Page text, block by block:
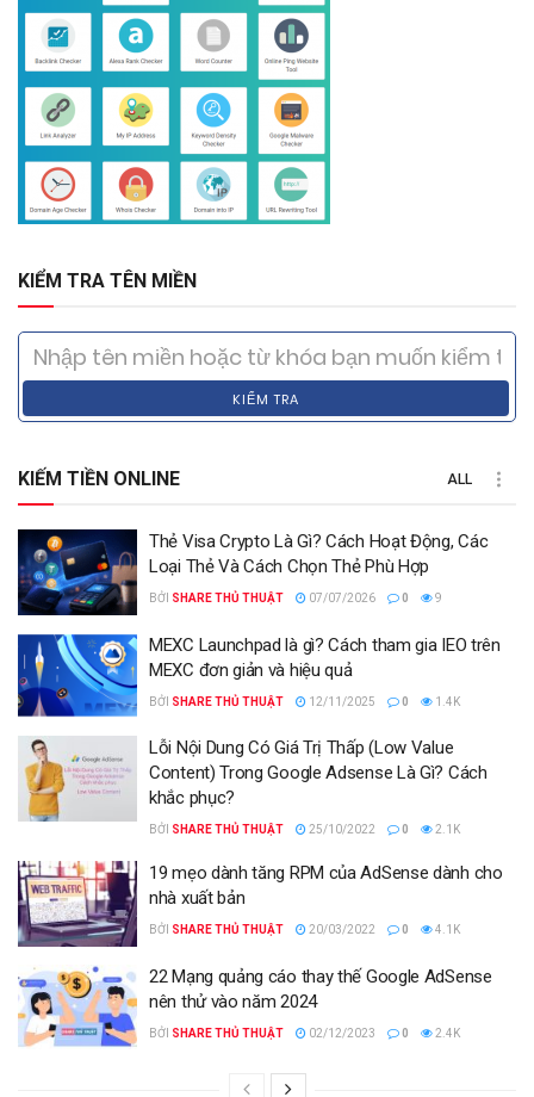
KIỂM TRA TÊN MIỀN
KIỂM TRA
KIẾM TIỀN ONLINE ALL
Thẻ Visa Crypto Là Gì? Cách Hoạt Động, Các
Loại Thẻ Và Cách Chọn Thẻ Phù Hợp
BỞI SHARE THỦ THUẬT 07/07/2026 0 9
MEXC Launchpad là gì? Cách tham gia IEO trên
MEXC đơn giản và hiệu quả
BỞI SHARE THỦ THUẬT 12/11/2025 0 1.4K
Lỗi Nội Dung Có Giá Trị Thấp (Low Value
Content) Trong Google Adsense Là Gì? Cách
khắc phục?
BỞI SHARE THỦ THUẬT 25/10/2022 0 2.1K
19 mẹo dành tăng RPM của AdSense dành cho
nhà xuất bản
BỞI SHARE THỦ THUẬT 20/03/2022 0 4.1K
22 Mạng quảng cáo thay thế Google AdSense
nên thử vào năm 2024
BỞI SHARE THỦ THUẬT 02/12/2023 0 2.4K